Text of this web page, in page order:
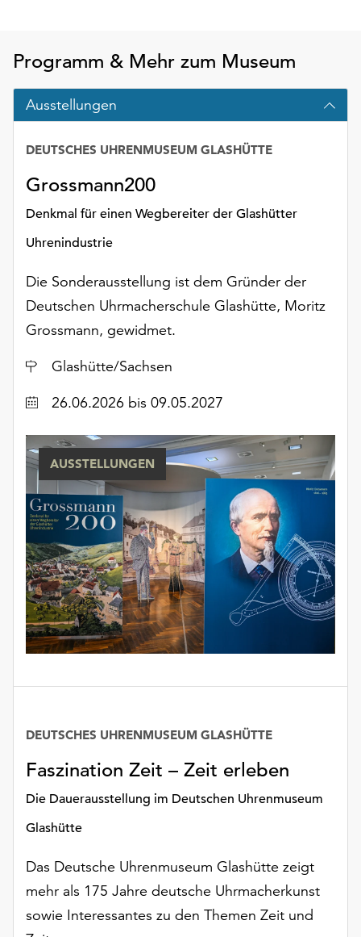
die
Schaltfläche
„Auswählen“.
Informationen
Sie
Datenschutzerklärung
dem
Impressum
Programm & Mehr zum Museum
Ausstellungen
Grossmann200
Denkmal für einen Wegbereiter der Glashütter
Uhrenindustrie
DEUTSCHES UHRENMUSEUM GLASHÜTTE
Die Sonderausstellung ist dem Gründer der
Deutschen Uhrmacherschule Glashütte, Moritz
Grossmann, gewidmet.
Ort
Glashütte/Sachsen
Datum26.06.2026 bis 09.05.2027
AUSSTELLUNGEN
Faszination Zeit – Zeit erleben
Die Dauerausstellung im Deutschen Uhrenmuseum
Glashütte
DEUTSCHES UHRENMUSEUM GLASHÜTTE
Das Deutsche Uhrenmuseum Glashütte zeigt
mehr als 175 Jahre deutsche Uhrmacherkunst
sowie Interessantes zu den Themen Zeit und
Datum